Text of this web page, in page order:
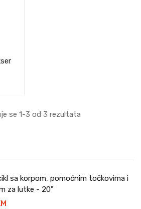
sa korpom, pomoćnim točkovima i
za lutke - 20"
se 1-3 od 3 rezultata